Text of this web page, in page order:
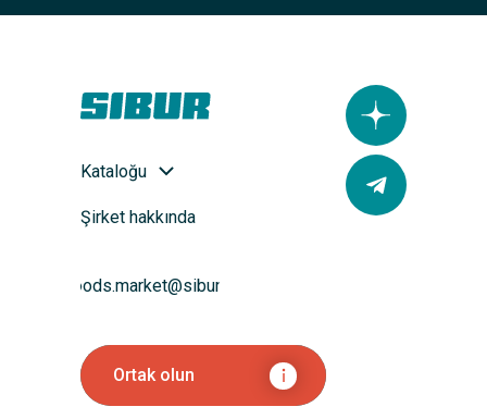
Ortak olun
Kataloğu
Şirket hakkında
goods.market@sibur.ru